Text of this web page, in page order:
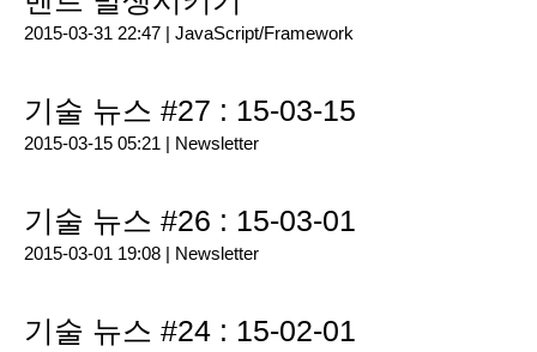
2015-03-31 22:47 | JavaScript/Framework
기술 뉴스 #27 : 15-03-15
2015-03-15 05:21 | Newsletter
기술 뉴스 #26 : 15-03-01
2015-03-01 19:08 | Newsletter
기술 뉴스 #24 : 15-02-01